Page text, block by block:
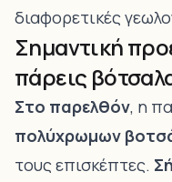
διαφορετικές
Σημαντική
πάρεις
Στο παρελθόν, η
πολύχρωμων
τους επισκέπτες.